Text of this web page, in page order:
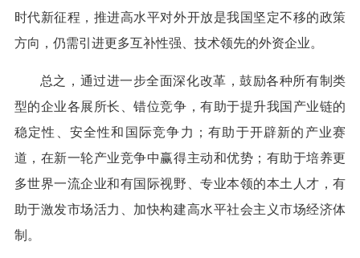
时代新征程，推进高水平对外开放是我国坚定不移的政策
方向，仍需引进更多互补性强、技术领先的外资企业。
总之，通过进一步全面深化改革，鼓励各种所有制类
型的企业各展所长、错位竞争，有助于提升我国产业链的
稳定性、安全性和国际竞争力；有助于开辟新的产业赛
道，在新一轮产业竞争中赢得主动和优势；有助于培养更
多世界一流企业和有国际视野、专业本领的本土人才，有
助于激发市场活力、加快构建高水平社会主义市场经济体
制。